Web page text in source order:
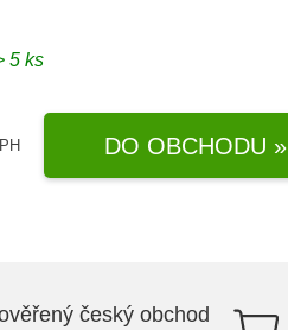
5 ks
DO OBCHODU »
český obchod